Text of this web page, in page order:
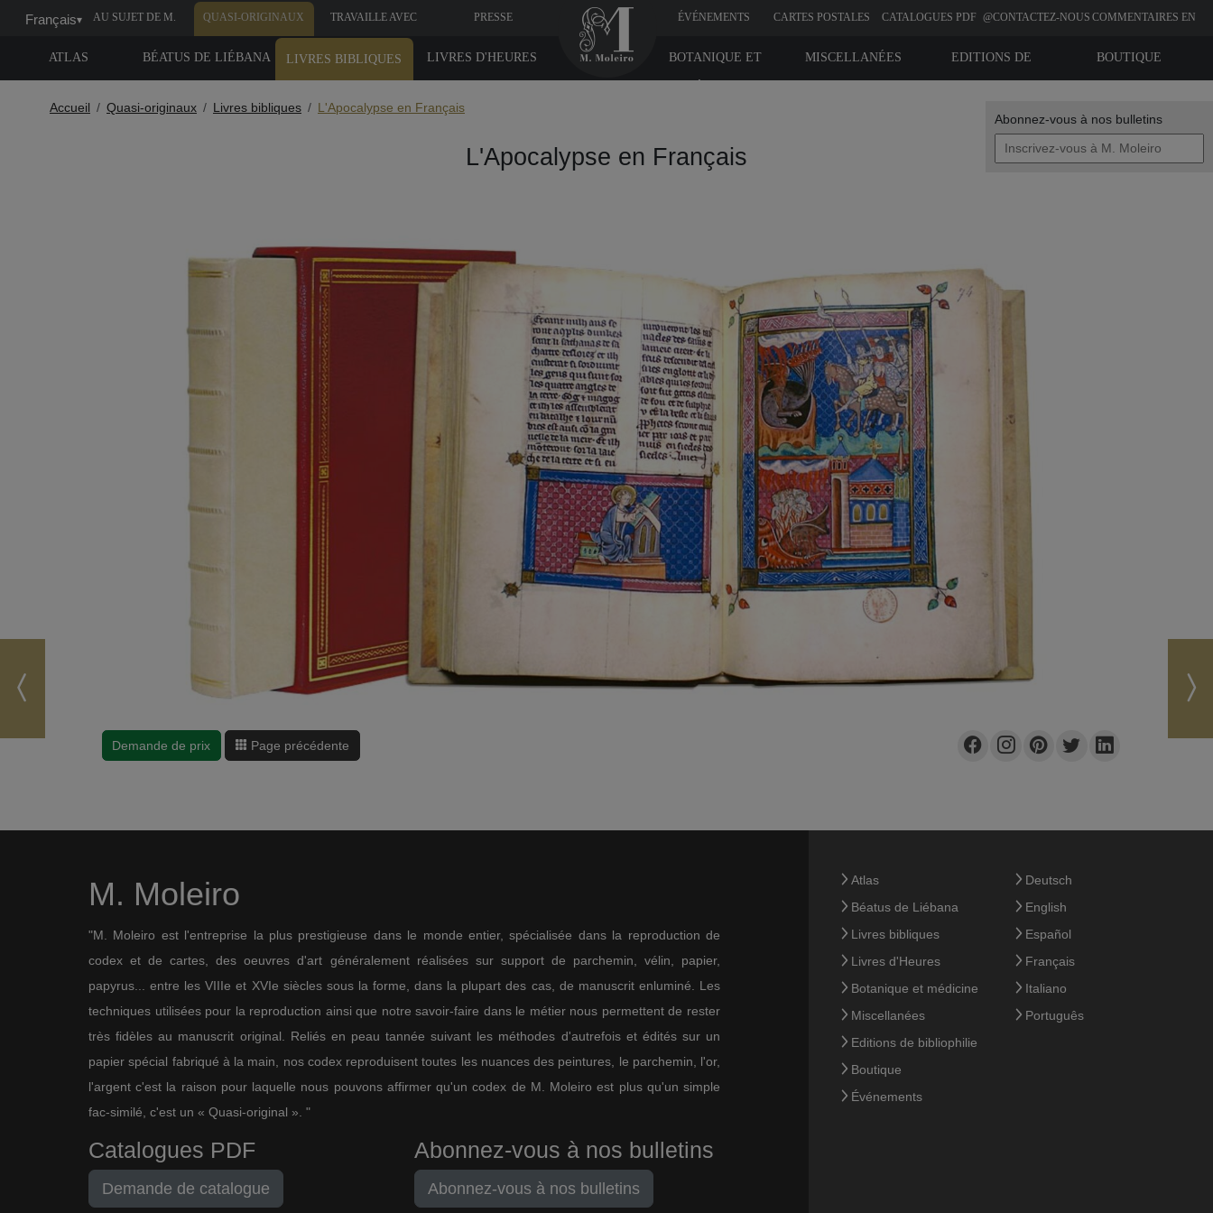
Abonnez-vous à nos bulletins
Français▾ AU SUJET DE M. QUASI-ORIGINAUX TRAVAILLE AVEC PRESSE ÉVÉNEMENTS CARTES POSTALES CATALOGUES PDF @CONTACTEZ-NOUS COMMENTAIRES EN
ATLAS BÉATUS DE LIÉBANA LIVRES BIBLIQUES LIVRES D'HEURES BOUTIQUE
EDITIONS DE
MISCELLANÉES
BOTANIQUE ET
Accueil Quasi-originaux Livres bibliques L'Apocalypse en Français
L'Apocalypse en Français
Demande de prix Page précédente
M. Moleiro
"M. Moleiro est l'entreprise la plus prestigieuse dans le monde entier, spécialisée dans la reproduction de
codex et de cartes, des oeuvres d'art généralement réalisées sur support de parchemin, vélin, papier,
papyrus... entre les VIIIe et XVIe siècles sous la forme, dans la plupart des cas, de manuscrit enluminé. Les
techniques utilisées pour la reproduction ainsi que notre savoir-faire dans le métier nous permettent de rester
très fidèles au manuscrit original. Reliés en peau tannée suivant les méthodes d'autrefois et édités sur un
papier spécial fabriqué à la main, nos codex reproduisent toutes les nuances des peintures, le parchemin, l'or,
l'argent c'est la raison pour laquelle nous pouvons affirmer qu'un codex de M. Moleiro est plus qu'un simple
fac-similé, c'est un « Quasi-original ». "
Catalogues PDF
Demande de catalogue
Abonnez-vous à nos bulletins
Abonnez-vous à nos bulletins
Atlas
Béatus de Liébana
Livres bibliques
Livres d'Heures
Botanique et médicine
Miscellanées
Editions de bibliophilie
Boutique
Événements
Deutsch
English
Español
Français
Italiano
Português